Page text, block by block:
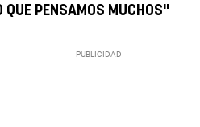
QUE PENSAMOS MUCHOS"